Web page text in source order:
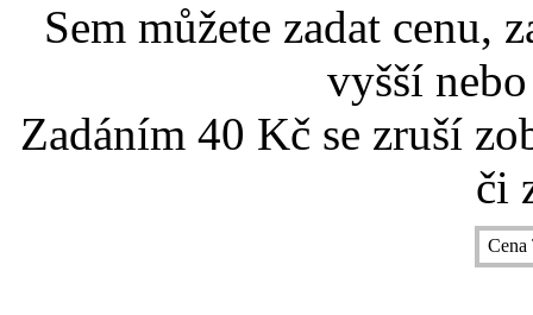
Sem můžete zadat cenu,
vyšší
Zadáním 40 Kč se zruší
či